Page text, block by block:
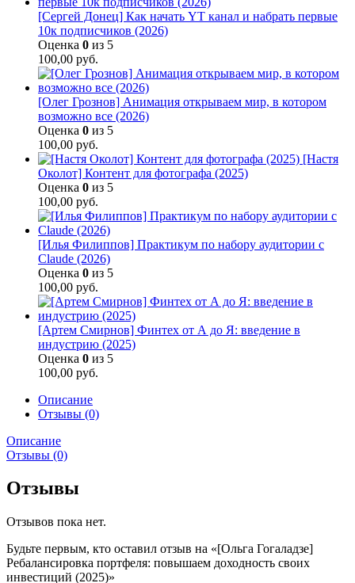
[Сергей Донец] Как начать YT канал и набрать первые
10к подписчиков (2026)
Оценка 0 из 5
100,00 руб.
[Олег Грознов] Анимация открываем мир, в котором
возможно все (2026)
Оценка 0 из 5
100,00 руб.
[Настя
Околот] Контент для фотографа (2025)
Оценка 0 из 5
100,00 руб.
[Илья Филиппов] Практикум по набору аудитории с
Claude (2026)
Оценка 0 из 5
100,00 руб.
[Артем Смирнов] Финтех от А до Я: введение в
индустрию (2025)
Оценка 0 из 5
100,00 руб.
Описание
Отзывы (0)
Описание
Отзывы (0)
Отзывы
Отзывов пока нет.
Будьте первым, кто оставил отзыв на «[Ольга Гогаладзе]
Ребалансировка портфеля: повышаем доходность своих
инвестиций (2025)»